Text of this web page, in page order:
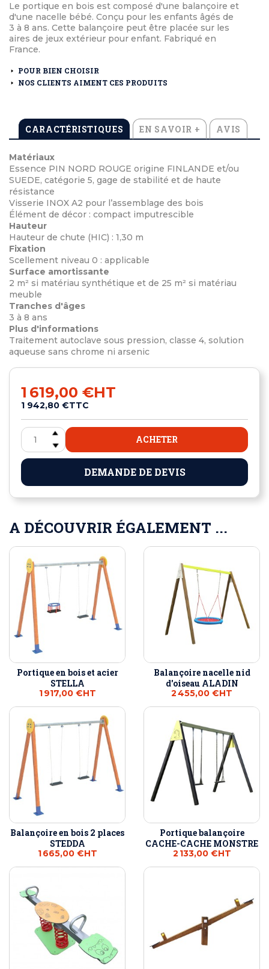
Le portique en bois est composé d'une balançoire et
d'une nacelle bébé. Conçu pour les enfants âgés de
3 à 8 ans. Cette balançoire peut être placée sur les
aires de jeux extérieur pour enfant. Fabriqué en
France.
POUR BIEN CHOISIR
NOS CLIENTS AIMENT CES PRODUITS
CARACTÉRISTIQUES EN SAVOIR + AVIS
Matériaux
Essence PIN NORD ROUGE origine FINLANDE et/ou
SUEDE, catégorie 5, gage de stabilité et de haute
résistance
Visserie INOX A2 pour l’assemblage des bois
Élément de décor : compact imputrescible
Hauteur
Hauteur de chute (HIC) : 1,30 m
Fixation
Scellement niveau 0 : applicable
Surface amortissante
2 m² si matériau synthétique et de 25 m² si matériau
meuble
Tranches d'âges
3 à 8 ans
Plus d'informations
Traitement autoclave sous pression, classe 4, solution
aqueuse sans chrome ni arsenic
1 619,00 €HT
1 942,80 €TTC
ACHETER
DEMANDE DE DEVIS
A DÉCOUVRIR ÉGALEMENT ...
Portique en bois et acier
STELLA
1 917,00 €HT
Balançoire nacelle nid
d'oiseau ALADIN
2 455,00 €HT
Balançoire en bois 2 places
STEDDA
1 665,00 €HT
Portique balançoire
CACHE-CACHE MONSTRE
2 133,00 €HT